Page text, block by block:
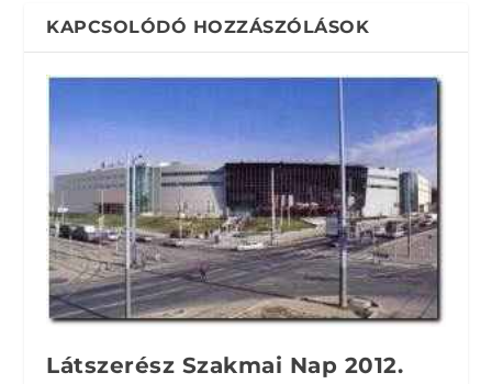
KAPCSOLÓDÓ HOZZÁSZÓLÁSOK
Látszerész Szakmai Nap 2012.